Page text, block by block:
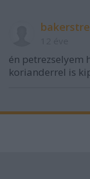
én petrezselyem
korianderrel is